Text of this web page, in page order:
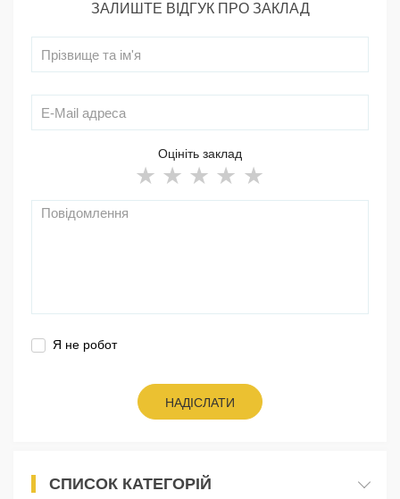
ЗАЛИШТЕ ВІДГУК ПРО ЗАКЛАД
Оцініть заклад
Я не робот
НАДІСЛАТИ
СПИСОК КАТЕГОРІЙ